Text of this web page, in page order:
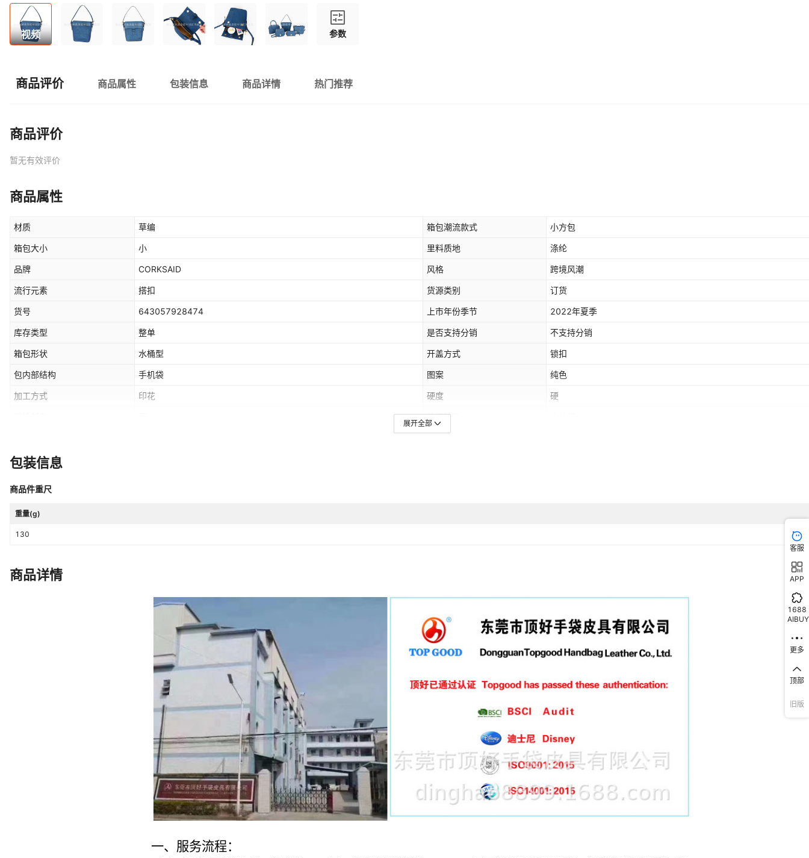
视频 参数
商品评价 商品属性 包装信息 商品详情 热门推荐
商品评价
暂无有效评价
商品属性
材质 草编 箱包潮流款式 小方包
箱包大小 小 里料质地 涤纶
品牌 CORKSAID 风格 跨境风潮
流行元素 搭扣 货源类别 订货
货号 643057928474 上市年份季节 2022年夏季
库存类型 整单 是否支持分销 不支持分销
箱包形状 水桶型 开盖方式 锁扣
包内部结构 手机袋 图案 纯色
加工方式 印花 硬度 硬
外袋种类
有无夹层
展开全部
包装信息
商品件重尺
重量(g)
130
商品详情
客服
APP
1688
AIBUY
更多
顶部
旧版